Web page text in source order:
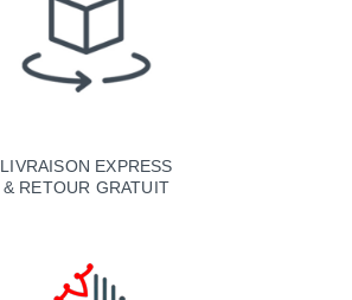
LIVRAISON EXPRESS
& RETOUR GRATUIT